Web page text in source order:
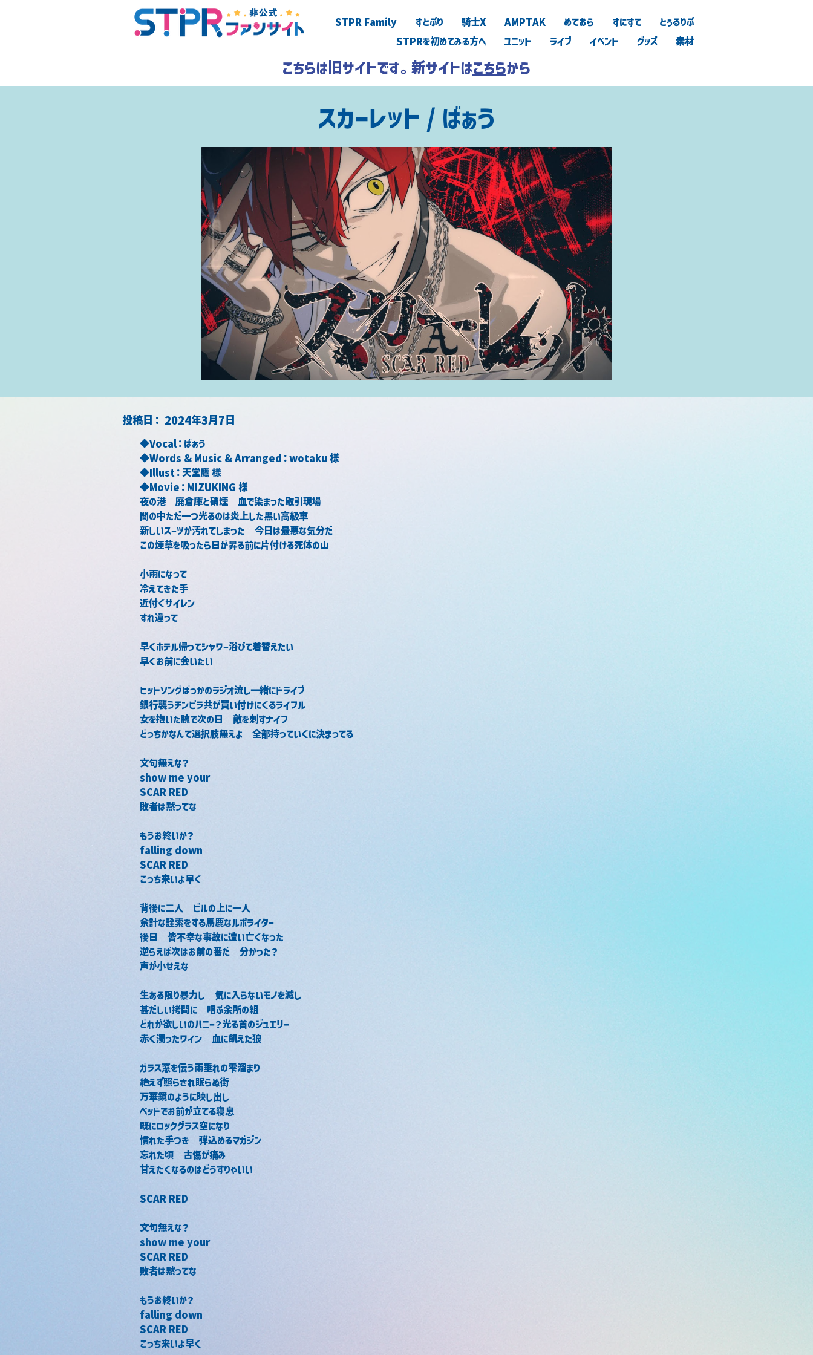
STPR Family すとぷり 騎士X AMPTAK めておら すにすて
とぅるりぷ
STPRを初めてみる方へ
ユニット ライブ イベント グッズ 素材
こちらは旧サイトです。新サイトはこちらから
スカーレット / ばぁう
2024年3月7日
​投稿日：
◆Vocal：ばぁう
◆Words & Music & Arranged：wotaku 様
◆Illust：天堂鷹 様
◆Movie：MIZUKING 様
夜の港　廃倉庫と硝煙　血で染まった取引現場
闇の中ただ一つ光るのは炎上した黒い高級車
新しいスーツが汚れてしまった　今日は最悪な気分だ
この煙草を吸ったら日が昇る前に片付ける死体の山
小雨になって
冷えてきた手
近付くサイレン
すれ違って
早くホテル帰ってシャワー浴びて着替えたい
早くお前に会いたい
ヒットソングばっかのラジオ流し一緒にドライブ
銀行襲うチンピラ共が買い付けにくるライフル
女を抱いた腕で次の日　敵を刺すナイフ
どっちかなんて選択肢無えよ　全部持っていくに決まってる
文句無えな？
show me your
SCAR RED
敗者は黙ってな
もうお終いか？
falling down
SCAR RED
こっち来いよ早く
背後に二人　ビルの上に一人
余計な詮索をする馬鹿なルポライター
後日　皆不幸な事故に遭い亡くなった
逆らえば次はお前の番だ　分かった？
声が小せえな
生ある限り暴力し　気に入らないモノを滅し
甚だしい拷問に　咽ぶ余所の組
どれが欲しいのハニー？光る首のジュエリー
赤く濁ったワイン　血に飢えた狼
ガラス窓を伝う雨垂れの雫溜まり
絶えず照らされ眠らぬ街
万華鏡のように映し出し
ベッドでお前が立てる寝息
既にロックグラス空になり
慣れた手つき　弾込めるマガジン
忘れた頃　古傷が痛み
甘えたくなるのはどうすりゃいい
SCAR RED
文句無えな？
show me your
SCAR RED
敗者は黙ってな
もうお終いか？
falling down
SCAR RED
こっち来いよ早く